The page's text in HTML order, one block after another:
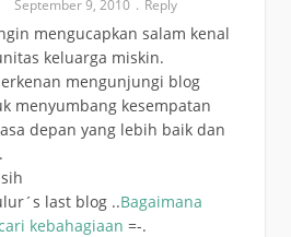
September 9, 2010 Reply
mengucapkan salam kenal
keluarga miskin.
mengunjungi blog
menyumbang kesempatan
depan yang lebih baik dan
last blog ..Bagaimana
kebahagiaan=-.